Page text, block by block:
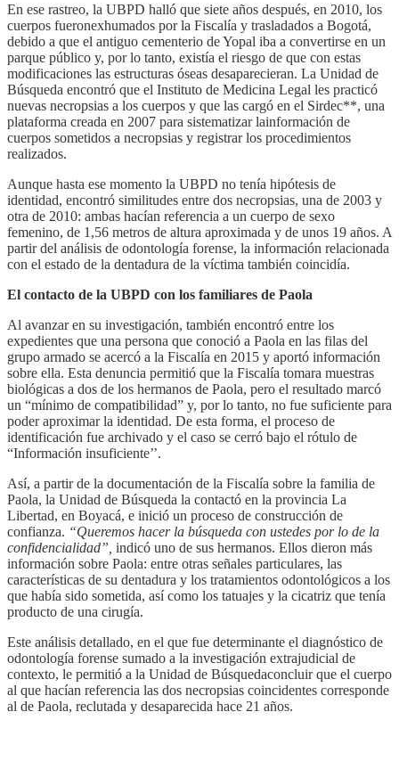
En ese rastreo, la UBPD halló que siete años después, en 2010, los
cuerpos fueronexhumados por la Fiscalía y trasladados a Bogotá,
debido a que el antiguo cementerio de Yopal iba a convertirse en un
parque público y, por lo tanto, existía el riesgo de que con estas
modificaciones las estructuras óseas desaparecieran. La Unidad de
Búsqueda encontró que el Instituto de Medicina Legal les practicó
nuevas necropsias a los cuerpos y que las cargó en el Sirdec**, una
plataforma creada en 2007 para sistematizar lainformación de
cuerpos sometidos a necropsias y registrar los procedimientos
realizados.
Aunque hasta ese momento la UBPD no tenía hipótesis de
identidad, encontró similitudes entre dos necropsias, una de 2003 y
otra de 2010: ambas hacían referencia a un cuerpo de sexo
femenino, de 1,56 metros de altura aproximada y de unos 19 años. A
partir del análisis de odontología forense, la información relacionada
con el estado de la dentadura de la víctima también coincidía.
El contacto de la UBPD con los familiares de Paola
Al avanzar en su investigación, también encontró entre los
expedientes que una persona que conoció a Paola en las filas del
grupo armado se acercó a la Fiscalía en 2015 y aportó información
sobre ella. Esta denuncia permitió que la Fiscalía tomara muestras
biológicas a dos de los hermanos de Paola, pero el resultado marcó
un “mínimo de compatibilidad” y, por lo tanto, no fue suficiente para
poder aproximar la identidad. De esta forma, el proceso de
identificación fue archivado y el caso se cerró bajo el rótulo de
“Información insuficiente’’.
Así, a partir de la documentación de la Fiscalía sobre la familia de
Paola, la Unidad de Búsqueda la contactó en la provincia La
Libertad, en Boyacá, e inició un proceso de construcción de
confianza. “Queremos hacer la búsqueda con ustedes por lo de la
confidencialidad”, indicó uno de sus hermanos. Ellos dieron más
información sobre Paola: entre otras señales particulares, las
características de su dentadura y los tratamientos odontológicos a los
que había sido sometida, así como los tatuajes y la cicatriz que tenía
producto de una cirugía.
Este análisis detallado, en el que fue determinante el diagnóstico de
odontología forense sumado a la investigación extrajudicial de
contexto, le permitió a la Unidad de Búsquedaconcluir que el cuerpo
al que hacían referencia las dos necropsias coincidentes corresponde
al de Paola, reclutada y desaparecida hace 21 años.